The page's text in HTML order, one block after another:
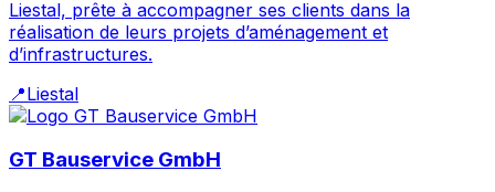
Liestal, prête à accompagner ses clients dans la
réalisation de leurs projets d’aménagement et
d’infrastructures.
📍Liestal
GT Bauservice GmbH